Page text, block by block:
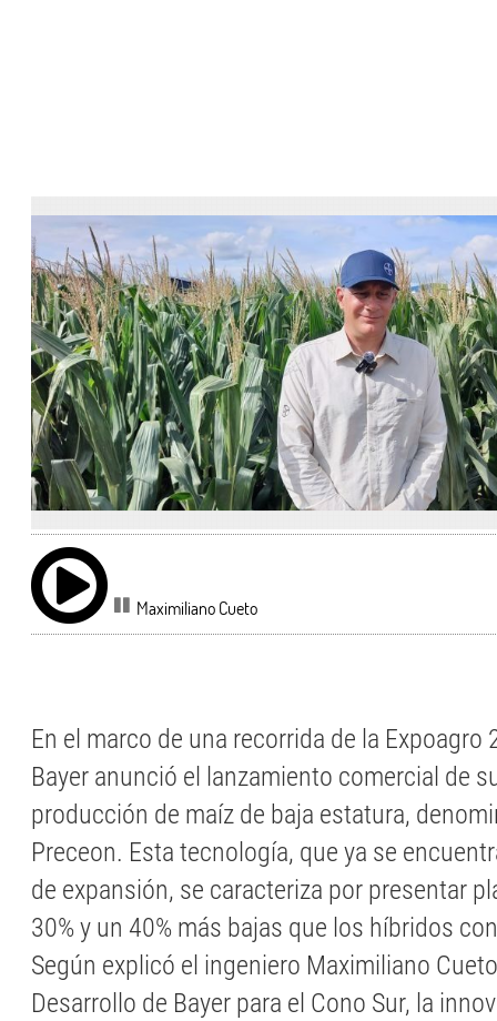
Maximiliano Cueto
En el marco de una recorrida de la Expoagro
Bayer anunció el lanzamiento comercial de
producción de maíz de baja estatura,
Preceon. Esta tecnología, que ya se
de expansión, se caracteriza por presentar
30% y un 40% más bajas que los híbridos
Según explicó el ingeniero Maximiliano
Desarrollo de Bayer para el Cono Sur, la